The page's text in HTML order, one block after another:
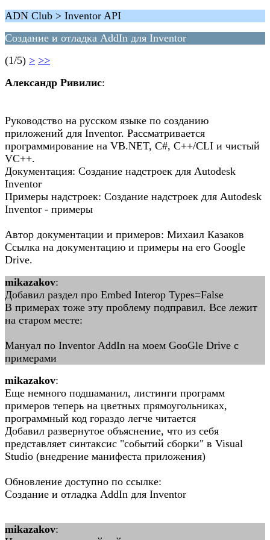
ADN Club > Inventor API
Создание и отладка AddIn для Inventor
(1/5) > >>
Александр Ривилис:
Руководство на русском языке по созданию
приложений для Inventor. Рассматривается
программирование на VB.NET, С#, С++/CLI и чистый
VC++.
Документация: Создание надстроек для Autodesk
Inventor
Примеры надстроек: Создание надстроек для Autodesk
Inventor - примеры
Автор документации и примеров: Михаил Казаков
Ссылка на документацию и примеры на его Google
Drive.
mikazakov:
Добавил раздел про Embed Interop Types=False
В примерах тоже эту проблему подправил. Все лежит
на старом месте:
Мануал по Inventor AddIn на моем GooGle Drive с
примерами
mikazakov:
Еще немного подшаманил, листинги программ
примеров теперь на цветных прямоугольниках,
программный код гораздо легче читается
Добавил развернутое объяснение, что из себя
представляет синтаксис "событий сборки" в Visual
Studio (внедрение манифеста приложения)
Обновление доступно по ссылке:
Создание и отладка AddIn для Inventor
mikazakov: